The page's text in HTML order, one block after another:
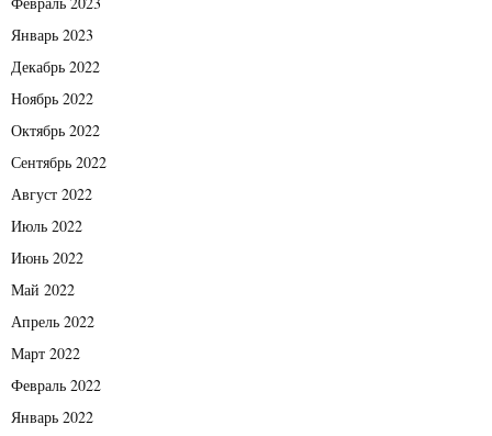
Январь 2023
Декабрь 2022
Ноябрь 2022
Октябрь 2022
Сентябрь 2022
Август 2022
Июль 2022
Июнь 2022
Май 2022
Апрель 2022
Март 2022
Февраль 2022
Январь 2022